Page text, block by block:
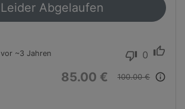
Leider Abgelaufen
vor ~3 Jahren thumb_down 0 thumb_up
85.00 € 100.00 € info_outline